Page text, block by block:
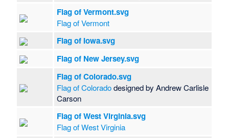
Flag of Vermont.svg
Flag of Vermont
Flag of Iowa.svg
Flag of New Jersey.svg
Flag of Colorado.svg
Flag of Coloradodesigned by Andrew Carlisle
Carson
Flag of West Virginia.svg
Flag of West Virginia